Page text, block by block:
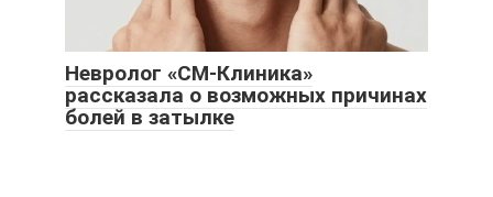
Невролог «СМ-Клиника»
рассказала о возможных причинах
болей в затылке